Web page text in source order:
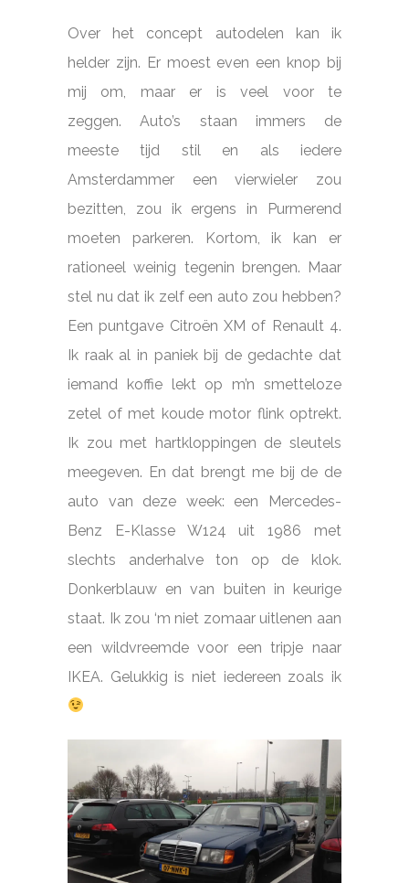
Over het concept autodelen kan ik
helder zijn. Er moest even een knop bij
mij om, maar er is veel voor te
zeggen. Auto’s staan immers de
meeste tijd stil en als iedere
Amsterdammer een vierwieler zou
bezitten, zou ik ergens in Purmerend
moeten parkeren. Kortom, ik kan er
rationeel weinig tegenin brengen. Maar
stel nu dat ik zelf een auto zou hebben?
Een puntgave Citroën XM of Renault 4.
Ik raak al in paniek bij de gedachte dat
iemand koffie lekt op m’n smetteloze
zetel of met koude motor flink optrekt.
Ik zou met hartkloppingen de sleutels
meegeven. En dat brengt me bij de de
auto van deze week: een Mercedes-
Benz E-Klasse W124 uit 1986 met
slechts anderhalve ton op de klok.
Donkerblauw en van buiten in keurige
staat. Ik zou ‘m niet zomaar uitlenen aan
een wildvreemde voor een tripje naar
IKEA. Gelukkig is niet iedereen zoals ik